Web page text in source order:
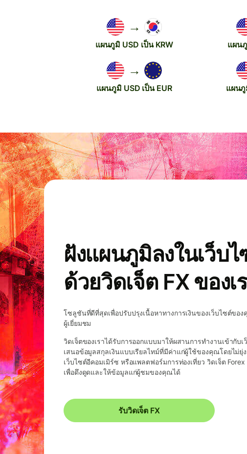
→
แผนภูมิ USD เป็น KRW แผน
→
แผนภูมิ USD เป็น EUR แผนภู
ฝังแผนภูมิลงในเว็บ
ด้วยวิดเจ็ต FX ของเ
โซลูชันที่ดีที่สุดเพื่อปรับปรุงเนื้อหาทางการเงินของเว็บไซต์ข
ผู้เยี่ยมชม
วิดเจ็ตของเราได้รับการออกแบบมาให้ผสานการทำงานเข้ากั
เสนอข้อมูลสกุลเงินแบบเรียลไทม์ที่มีค่าแก่ผู้ใช้ของคุณโดยไม่ยุ่
เว็บไซต์อีคอมเมิร์ซ หรือแพลตฟอร์มการท่องเที่ยว วิดเจ็ต
เพื่อดึงดูดและให้ข้อมูลแก่ผู้ชมของคุณได้
รับวิดเจ็ต FX